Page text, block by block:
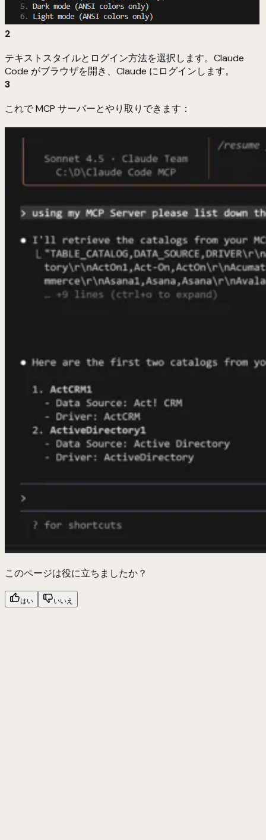
2
テキストスタイルとログイン方法を選択します。Claude
Code がブラウザを開き、Claude にログインします。
3
これで MCP サーバーとやり取りできます：
このページは役に立ちましたか？
はい いいえ